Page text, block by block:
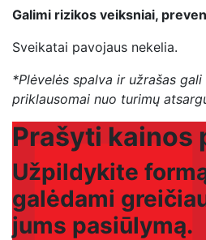
Galimi rizikos veiksniai,
Sveikatai pavojaus nekelia.
*Plėvelės spalva ir užrašas
priklausomai nuo turimų
Prašyti kainos
Užpildykite
galėdami
jums pasiūlymą.